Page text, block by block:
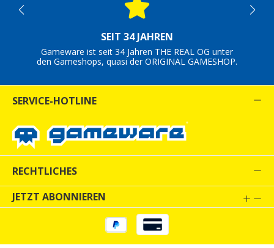
SEIT 34 JAHREN
Gameware ist seit 34 Jahren THE REAL OG unter
den Gameshops, quasi der ORIGINAL GAMESHOP.
SERVICE-HOTLINE
RECHTLICHES
JETZT ABONNIEREN